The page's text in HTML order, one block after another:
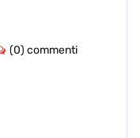
(0) commenti